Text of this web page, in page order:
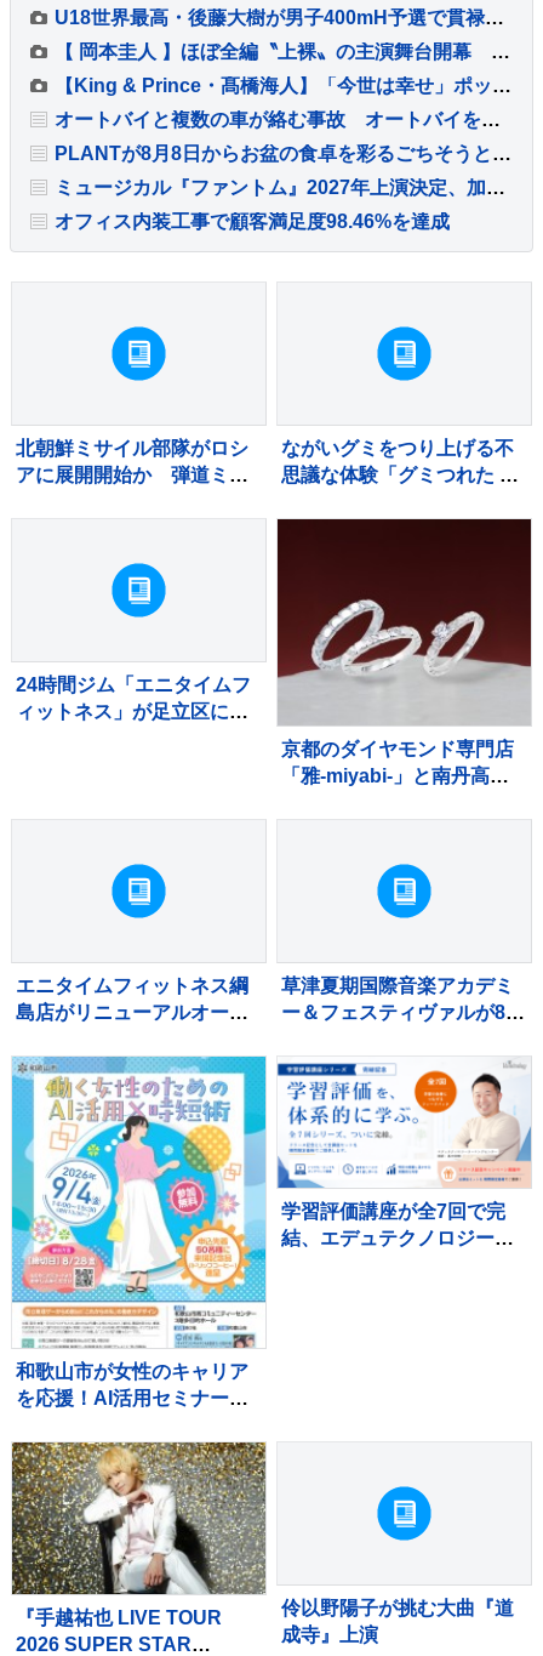
U18世界最高・後藤大樹が男子400mH予選で貫禄のレース、余力を残しながら組1位で準決勝進出【U20世界陸上】
【 岡本圭人 】ほぼ全編〝上裸〟の主演舞台開幕 父も過去〝裸〟に 「岡本家を裸にする演出家」を紹介
【King & Prince・髙橋海人】「今世は幸せ」ポップアップに「興奮」連発 「あり得ないことなんです」
オートバイと複数の車が絡む事故 オートバイを運転していた男性が死亡 現場から車が逃走か 死亡ひき逃げ事件とみて捜査 茨城・常総市
PLANTが8月8日からお盆の食卓を彩るごちそうと夏の福袋・福得カートを販売
ミュージカル『ファントム』2027年上演決定、加藤和樹・城田優ら出演
オフィス内装工事で顧客満足度98.46%を達成
北朝鮮ミサイル部隊がロシ
アに展開開始か 弾道ミサ
ながいグミをつり上げる不
思議な体験「グミつれた ぶ
24時間ジム「エニタイムフ
ィットネス」が足立区に江
京都のダイヤモンド専門店
「雅-miyabi-」と南丹高校
エニタイムフィットネス綱
島店がリニューアルオープ
草津夏期国際音楽アカデミ
ー＆フェスティヴァルが8月
和歌山市が女性のキャリア
を応援！AI活用セミナーと
学習評価講座が全7回で完
結、エデュテクノロジーが
『手越祐也 LIVE TOUR
2026 SUPER STAR
伶以野陽子が挑む大曲『道
成寺』上演